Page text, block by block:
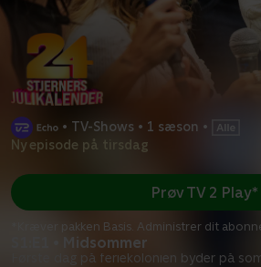
• TV-Shows • 1 sæson •
Ny episode på tirsdag
S1:E1 • Midsommer
Første dag på feriekolonien byder på
Prøv TV 2 Play*
*Kræver pakken Basis. Administrer dit